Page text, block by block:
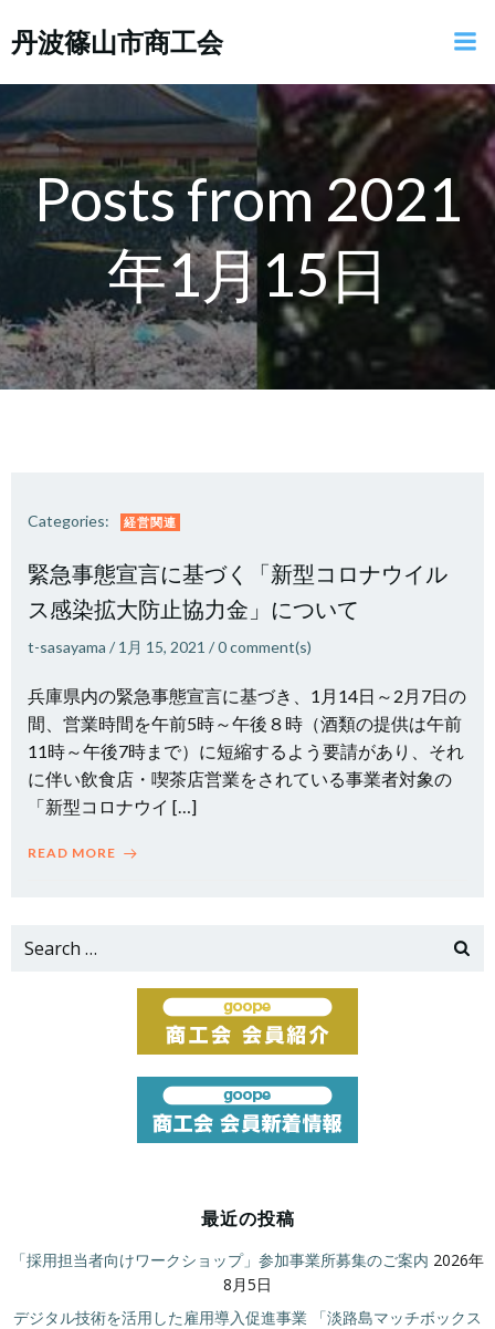
ン
ツ
へ
ス
キ
ッ
プ
丹波篠山市商工会
Posts from 2021
年1月15日
Categories: 経営関連
緊急事態宣言に基づく「新型コロナウイル
ス感染拡大防止協力金」について
t-sasayama / 1月 15, 2021 /0comment(s)
兵庫県内の緊急事態宣言に基づき、1月14日～2月7日の
間、営業時間を午前5時～午後８時（酒類の提供は午前
11時～午後7時まで）に短縮するよう要請があり、それ
に伴い飲食店・喫茶店営業をされている事業者対象の
「新型コロナウイ […]
READ MORE
Search
最近の投稿
「採用担当者向けワークショップ」参加事業所募集のご案内 2026年
8月5日
デジタル技術を活用した雇用導入促進事業 「淡路島マッチボックス